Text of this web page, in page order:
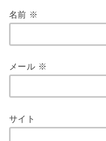
名前 ※
メール ※
サイト